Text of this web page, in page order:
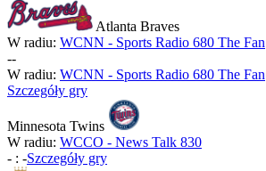
Atlanta Braves
W radiu: WCNN - Sports Radio 680 The Fan
--
W radiu: WCNN - Sports Radio 680 The Fan
Szczegóły gry
Minnesota Twins
W radiu: WCCO - News Talk 830
- : -Szczegóły gry